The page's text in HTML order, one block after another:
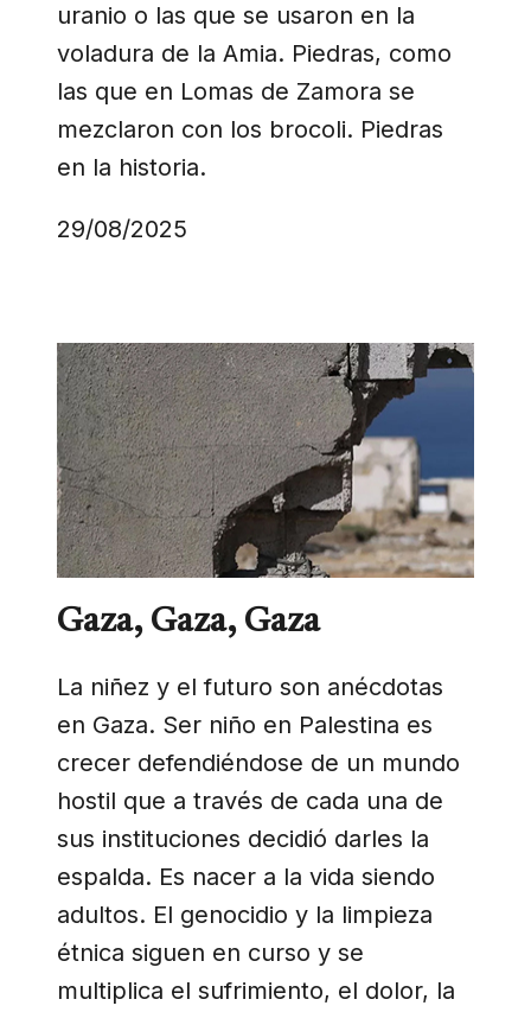
uranio o las que se usaron en la
voladura de la Amia. Piedras, como
las que en Lomas de Zamora se
mezclaron con los brocoli. Piedras
en la historia.
29/08/2025
Gaza, Gaza, Gaza
La niñez y el futuro son anécdotas
en Gaza. Ser niño en Palestina es
crecer defendiéndose de un mundo
hostil que a través de cada una de
sus instituciones decidió darles la
espalda. Es nacer a la vida siendo
adultos. El genocidio y la limpieza
étnica siguen en curso y se
multiplica el sufrimiento, el dolor, la